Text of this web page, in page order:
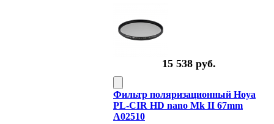
15 538 руб.
Фильтр поляризационный Hoya
PL-CIR HD nano Mk II 67mm
A02510